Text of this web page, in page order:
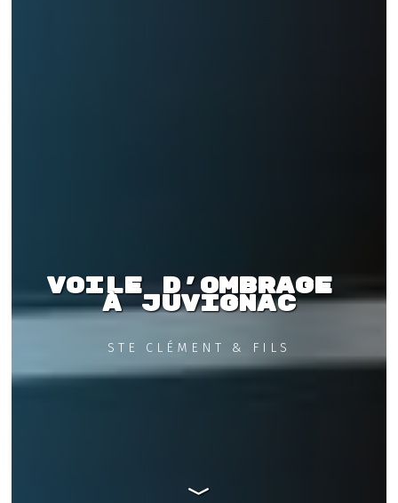
Voile d'ombrage
à Juvignac
STE CLÉMENT & FILS